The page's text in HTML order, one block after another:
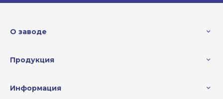
О заводе
Продукция
Информация